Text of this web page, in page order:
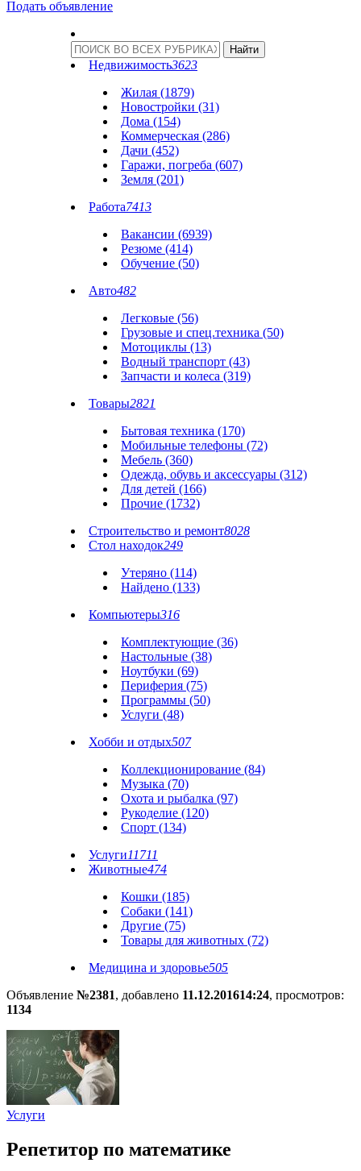
Подать объявление
Недвижимость3623
Жилая (1879)
Новостройки (31)
Дома (154)
Коммерческая (286)
Дачи (452)
Гаражи, погреба (607)
Земля (201)
Работа7413
Вакансии (6939)
Резюме (414)
Обучение (50)
Авто482
Легковые (56)
Грузовые и спец.техника (50)
Мотоциклы (13)
Водный транспорт (43)
Запчасти и колеса (319)
Товары2821
Бытовая техника (170)
Мобильные телефоны (72)
Мебель (360)
Одежда, обувь и аксессуары (312)
Для детей (166)
Прочие (1732)
Строительство и ремонт8028
Стол находок249
Утеряно (114)
Найдено (133)
Компьютеры316
Комплектующие (36)
Настольные (38)
Ноутбуки (69)
Периферия (75)
Программы (50)
Услуги (48)
Хобби и отдых507
Коллекционирование (84)
Музыка (70)
Охота и рыбалка (97)
Рукоделие (120)
Спорт (134)
Услуги11711
Животные474
Кошки (185)
Собаки (141)
Другие (75)
Товары для животных (72)
Медицина и здоровье505
Объявление №2381, добавлено 11.12.201614:24, просмотров:
1134
Услуги
Репетитор по математике